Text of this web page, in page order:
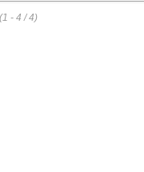
(1 - 4 / 4)